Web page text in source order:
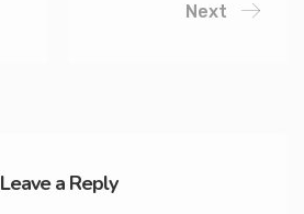
Next
Leave a Reply